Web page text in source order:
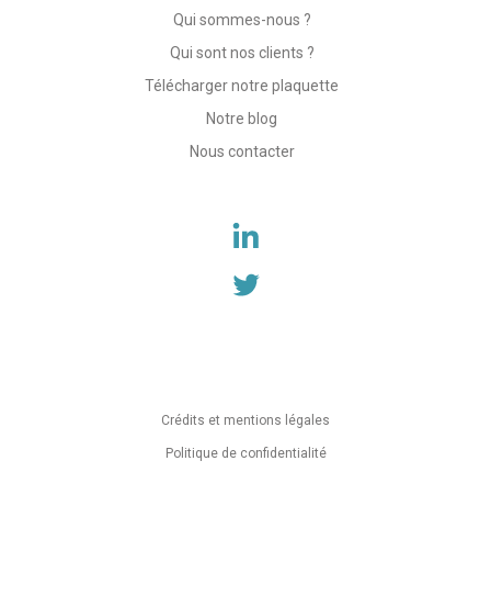
Qui sommes-nous ?
Qui sont nos clients ?
Télécharger notre plaquette
Notre blog
Nous contacter
Crédits et mentions légales
Politique de confidentialité